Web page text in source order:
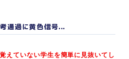
通過に黄色信号...
えていない学生を簡単に見抜いてし